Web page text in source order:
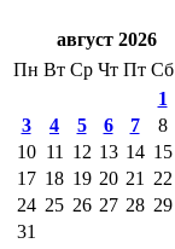
август 2026
Пн Вт Ср Чт Пт Сб
1
3
4 5 6 7 8
10 11 12 13 14 15
17 18 19 20 21 22
24 25 26 27 28 29
31